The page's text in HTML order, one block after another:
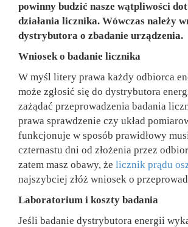
powinny budzić nasze wątpliwości
działania licznika. Wówczas należy
dystrybutora o zbadanie urządzenia.
Wniosek o badanie licznika
W myśl litery prawa każdy odbiorca
może zgłosić się do dystrybutora
zażądać przeprowadzenia badania
prawa sprawdzenie czy układ
funkcjonuje w sposób prawidłowy
czternastu dni od złożenia przez
zatem masz obawy, że licznik prądu
najszybciej złóż wniosek o
Laboratorium i koszty badania
Jeśli badanie dystrybutora energii